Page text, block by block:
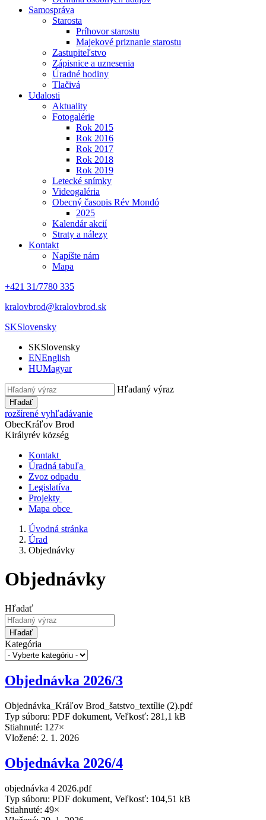
Samospráva
Starosta
Príhovor starostu
Majekové priznanie starostu
Zastupiteľstvo
Zápisnice a uznesenia
Úradné hodiny
Tlačivá
Udalosti
Aktuality
Fotogalérie
Rok 2015
Rok 2016
Rok 2017
Rok 2018
Rok 2019
Letecké snímky
Videogaléria
Obecný časopis Rév Mondó
2025
Kalendár akcií
Straty a nálezy
Kontakt
Napíšte nám
Mapa
+421 31/7780 335
kralovbrod@kralovbrod.sk
SKSlovensky
SKSlovensky
ENEnglish
HUMagyar
Hľadaný výraz
Hľadať
rozšírené vyhľadávanie
ObecKráľov Brod
Királyrév község
Kontakt
Úradná tabuľa
Zvoz odpadu
Legislatíva
Projekty
Mapa obce
Úvodná stránka
Úrad
Objednávky
Objednávky
Hľadať
Hľadať
Kategória
Objednávka 2026/3
Objednávka_Kráľov Brod_šatstvo_textílie (2).pdf
Typ súboru: PDF dokument, Veľkosť: 281,1 kB
Stiahnuté: 127×
Vložené: 2. 1. 2026
Objednávka 2026/4
objednávka 4 2026.pdf
Typ súboru: PDF dokument, Veľkosť: 104,51 kB
Stiahnuté: 49×